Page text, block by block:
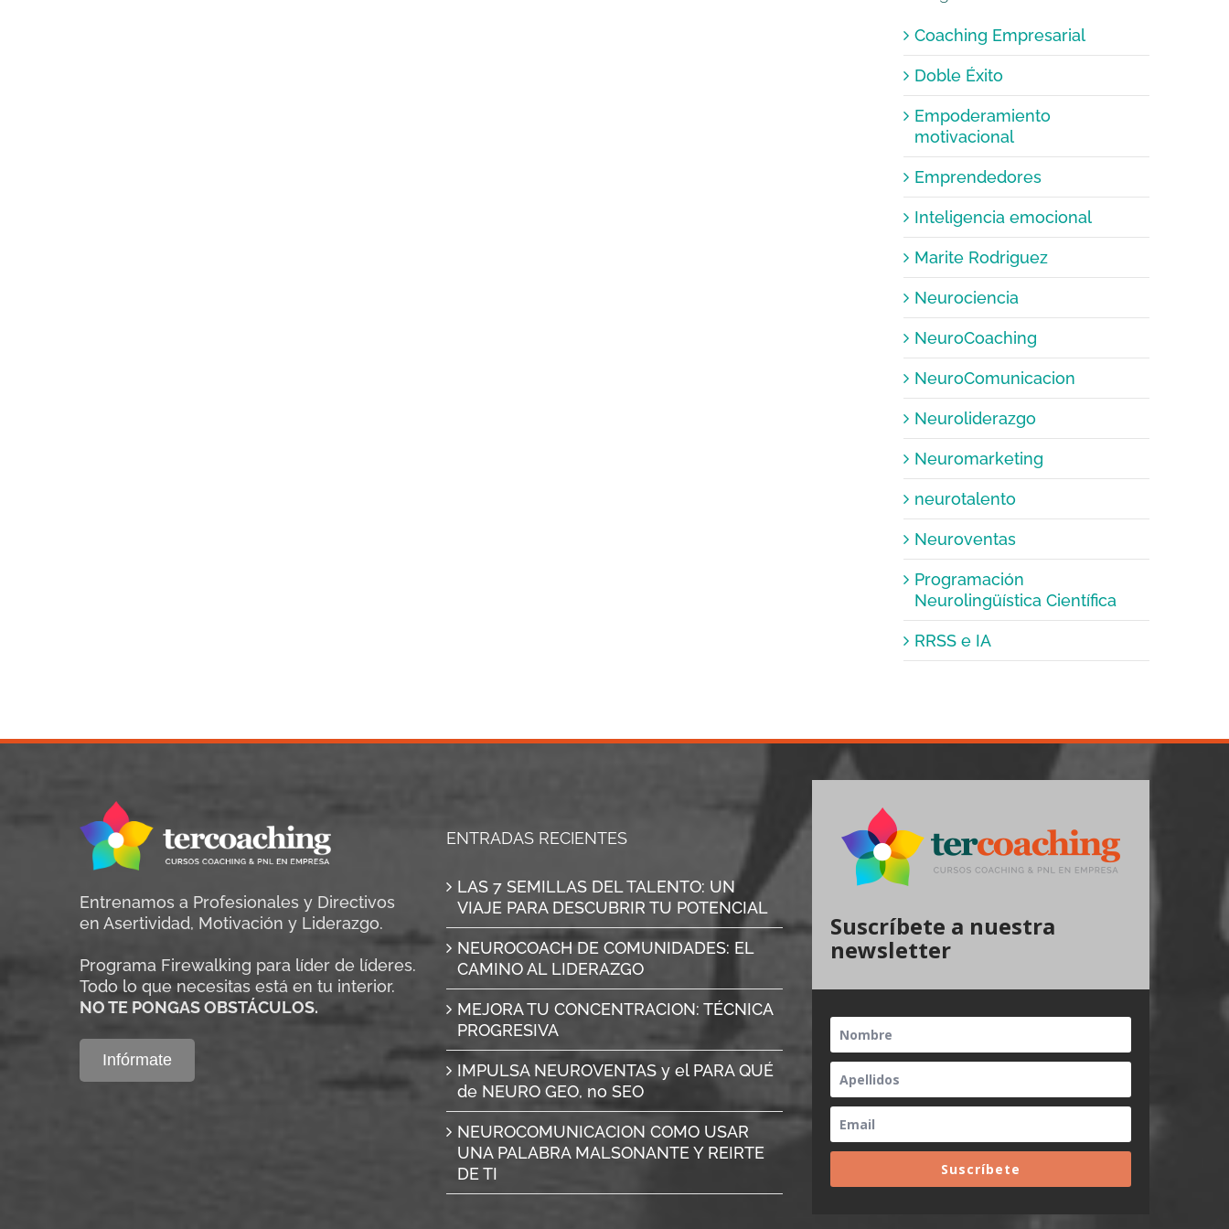
Coaching Empresarial
Doble Éxito
Empoderamiento
motivacional
Emprendedores
Inteligencia emocional
Marite Rodriguez
Neurociencia
NeuroCoaching
NeuroComunicacion
Neuroliderazgo
Neuromarketing
neurotalento
Neuroventas
Programación
Neurolingüística Científica
RRSS e IA
Entrenamos a Profesionales y Directivos
en Asertividad, Motivación y Liderazgo.
Programa Firewalking para líder de líderes.
Todo lo que necesitas está en tu interior.
NO TE PONGAS OBSTÁCULOS.
Infórmate
ENTRADAS RECIENTES
LAS 7 SEMILLAS DEL TALENTO: UN
VIAJE PARA DESCUBRIR TU POTENCIAL
NEUROCOACH DE COMUNIDADES: EL
CAMINO AL LIDERAZGO
MEJORA TU CONCENTRACION: TÉCNICA
PROGRESIVA
IMPULSA NEUROVENTAS y el PARA QUÉ
de NEURO GEO, no SEO
NEUROCOMUNICACION COMO USAR
UNA PALABRA MALSONANTE Y REIRTE
DE TI
Suscríbete a nuestra
newsletter
Suscríbete